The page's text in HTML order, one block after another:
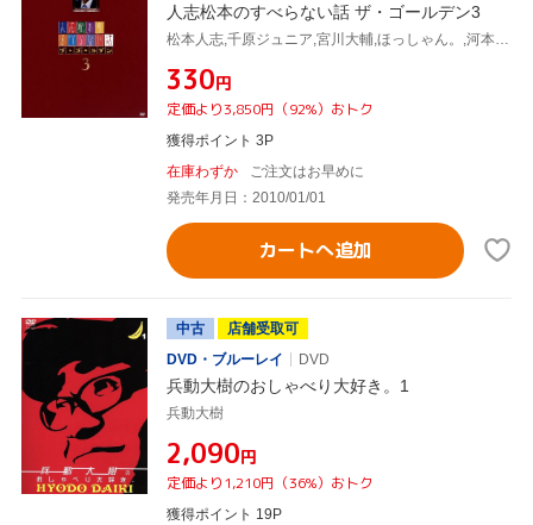
人志松本のすべらない話 ザ・ゴールデン3
松本人志,千原ジュニア,宮川大輔,ほっしゃん。,河本準一,ケンドーコバヤシ,兵動大樹,濱口優
¥330円
定価より3,850円（92%）おトク
獲得ポイント 3P
在庫わずか
ご注文はお早めに
発売年月日：2010/01/01
カートへ追加
中古
店舗受取可
DVD・ブルーレイ
DVD
兵動大樹のおしゃべり大好き。1
兵動大樹
¥2,090円
定価より1,210円（36%）おトク
獲得ポイント 19P